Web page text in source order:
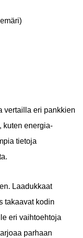
vertailla eri pankkien
kuten energia-
tietoja
Laadukkaat
takaavat kodin
eri vaihtoehtoja
parhaan